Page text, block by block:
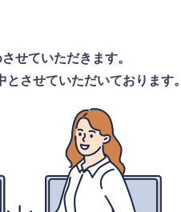
せていただきます。
させていただいております。